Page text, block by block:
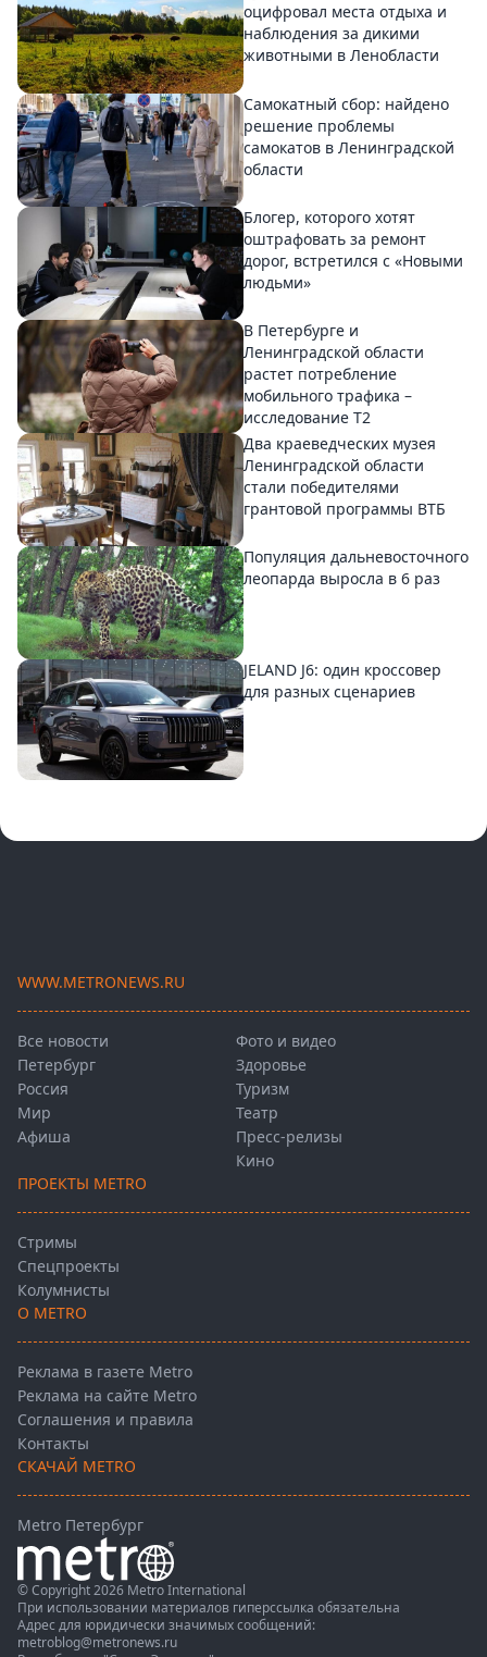
оцифровал места отдыха и
наблюдения за дикими
животными в Ленобласти
Самокатный сбор: найдено
решение проблемы
самокатов в Ленинградской
области
Блогер, которого хотят
оштрафовать за ремонт
дорог, встретился с «Новыми
людьми»
В Петербурге и
Ленинградской области
растет потребление
мобильного трафика –
исследование T2
Два краеведческих музея
Ленинградской области
стали победителями
грантовой программы ВТБ
Популяция дальневосточного
леопарда выросла в 6 раз
JELAND J6: один кроссовер
для разных сценариев
WWW.METRONEWS.RU
Все новости
Петербург
Россия
Мир
Афиша
Фото и видео
Здоровье
Туризм
Театр
Пресс-релизы
Кино
ПРОЕКТЫ METRO
Стримы
Спецпроекты
Колумнисты
О METRO
Реклама в газете Metro
Реклама на сайте Metro
Соглашения и правила
Контакты
СКАЧАЙ METRO
Metro Петербург
© Copyright 2026 Metro International
При использовании материалов гиперссылка обязательна
Адрес для юридически значимых сообщений:
metroblog@metronews.ru